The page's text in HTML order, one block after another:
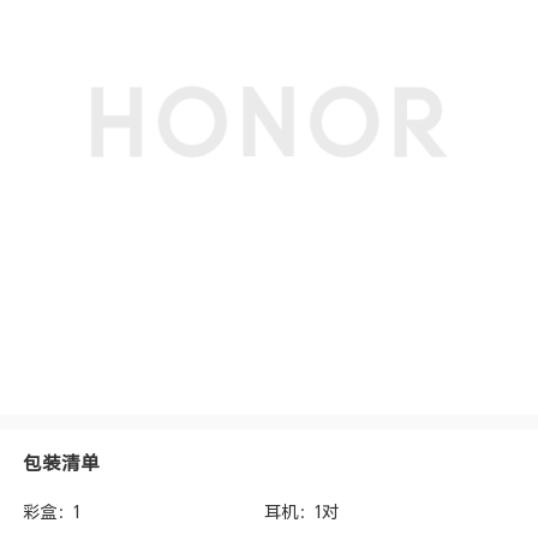
包装清单
彩盒：1 耳机：1对